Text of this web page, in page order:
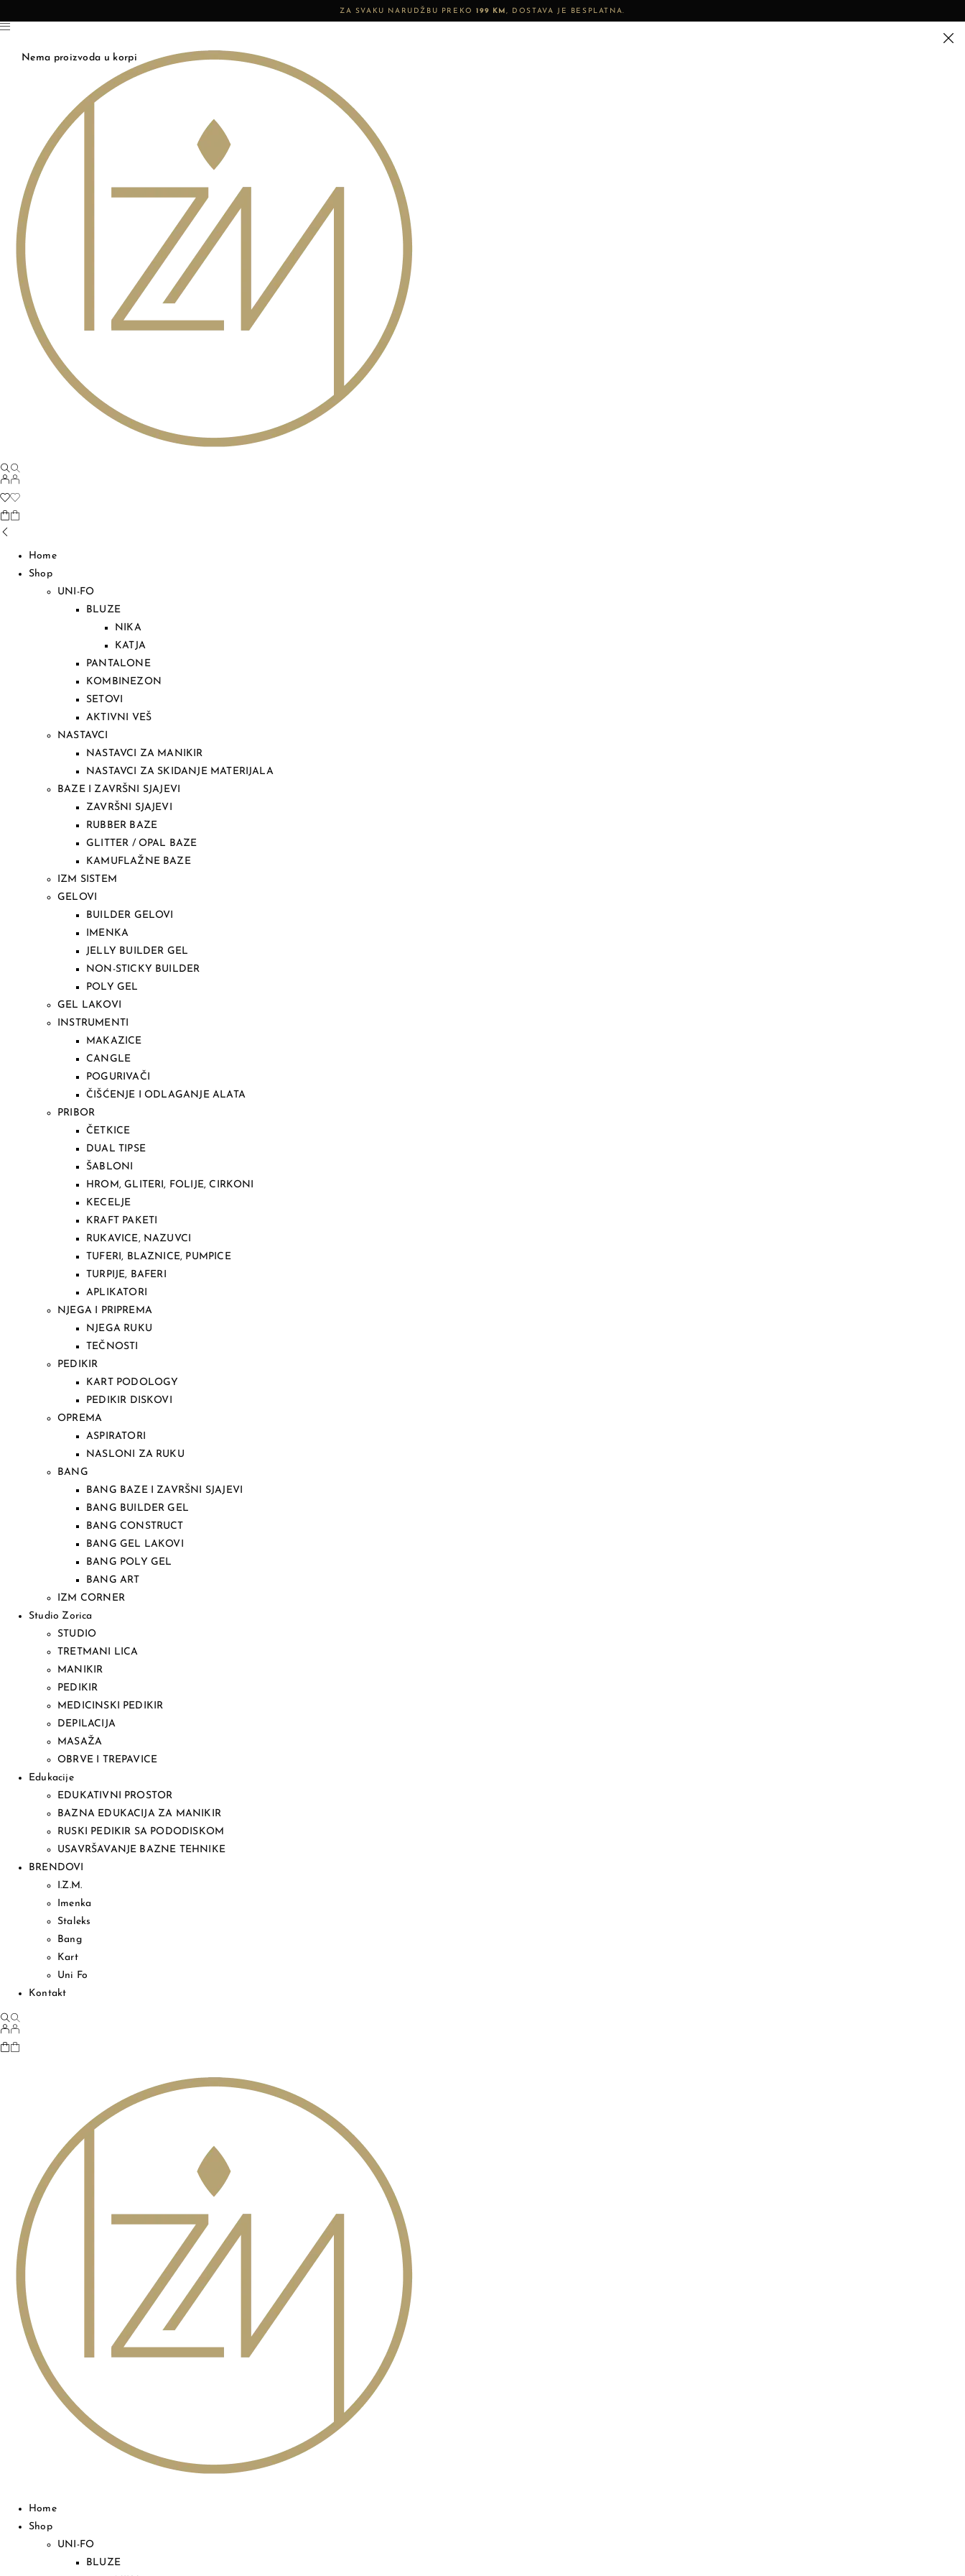
ZA SVAKU NARUDŽBU PREKO199 KM, DOSTAVA JE BESPLATNA.
Nema proizvoda u korpi
Home
Shop
UNI-FO
BLUZE
NIKA
KATJA
PANTALONE
KOMBINEZON
SETOVI
AKTIVNI VEŠ
NASTAVCI
NASTAVCI ZA MANIKIR
NASTAVCI ZA SKIDANJE MATERIJALA
BAZE I ZAVRŠNI SJAJEVI
ZAVRŠNI SJAJEVI
RUBBER BAZE
GLITTER / OPAL BAZE
KAMUFLAŽNE BAZE
IZM SISTEM
GELOVI
BUILDER GELOVI
IMENKA
JELLY BUILDER GEL
NON-STICKY BUILDER
POLY GEL
GEL LAKOVI
INSTRUMENTI
MAKAZICE
CANGLE
POGURIVAČI
ČIŠĆENJE I ODLAGANJE ALATA
PRIBOR
ČETKICE
DUAL TIPSE
ŠABLONI
HROM, GLITERI, FOLIJE, CIRKONI
KECELJE
KRAFT PAKETI
RUKAVICE, NAZUVCI
TUFERI, BLAZNICE, PUMPICE
TURPIJE, BAFERI
APLIKATORI
NJEGA I PRIPREMA
NJEGA RUKU
TEČNOSTI
PEDIKIR
KART PODOLOGY
PEDIKIR DISKOVI
OPREMA
ASPIRATORI
NASLONI ZA RUKU
BANG
BANG BAZE I ZAVRŠNI SJAJEVI
BANG BUILDER GEL
BANG CONSTRUCT
BANG GEL LAKOVI
BANG POLY GEL
BANG ART
IZM CORNER
Studio Zorica
STUDIO
TRETMANI LICA
MANIKIR
PEDIKIR
MEDICINSKI PEDIKIR
DEPILACIJA
MASAŽA
OBRVE I TREPAVICE
Edukacije
EDUKATIVNI PROSTOR
BAZNA EDUKACIJA ZA MANIKIR
RUSKI PEDIKIR SA PODODISKOM
USAVRŠAVANJE BAZNE TEHNIKE
BRENDOVI
I.Z.M.
Imenka
Staleks
Bang
Kart
Uni Fo
Kontakt
Home
Shop
UNI-FO
BLUZE